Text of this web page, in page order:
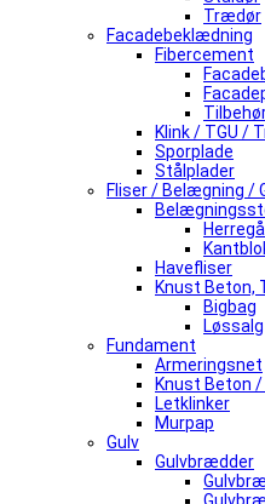
Trædør
Facadebeklædning
Fibercement
Klink / TGU /
Sporplade
Stålplader
Fliser / Belægning /
Havefliser
Knust Beton,
Bigbag
Løssalg
Fundament
Armeringsnet
Knust Beton
Letklinker
Murpap
Gulv
Gulvbrædder